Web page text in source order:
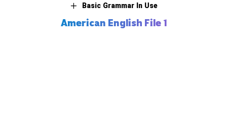
Basic Grammar In Use
American English File 1